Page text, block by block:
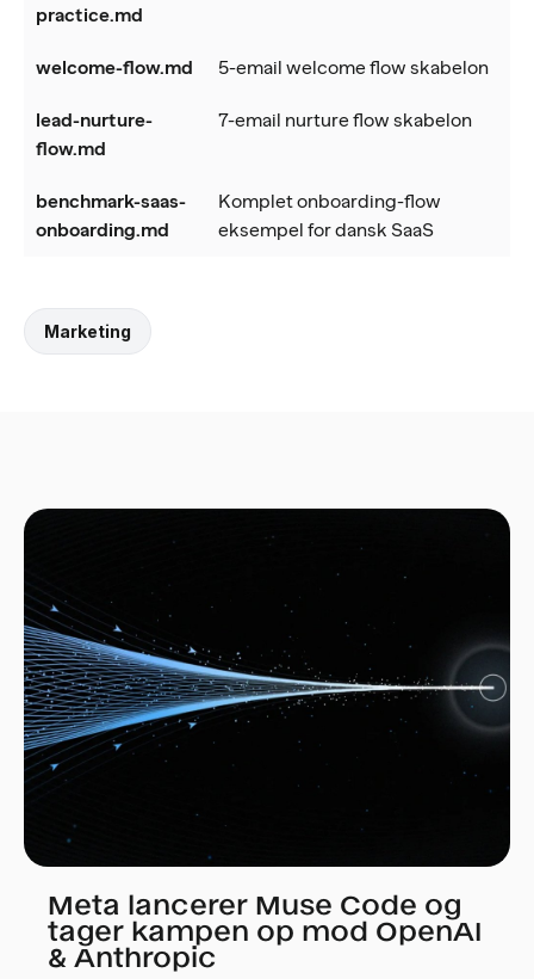
practice.md
welcome-flow.md 5-email welcome flow skabelon
lead-nurture-
flow.md
7-email nurture flow skabelon
benchmark-saas-
onboarding.md
Komplet onboarding-flow
eksempel for dansk SaaS
Marketing
Meta lancerer Muse Code og
tager kampen op mod OpenAI
& Anthropic